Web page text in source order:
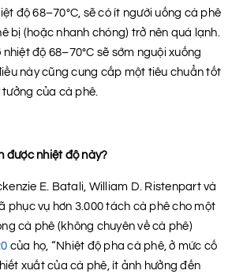
độ 68–70°C, sẽ có ít người uống cà phê
bị (hoặc nhanh chóng) trở nên quá lạnh.
độ 68–70°C sẽ sớm nguội xuống
này cũng cung cấp một tiêu chuẩn tốt
của cà phê.
được nhiệt độ này?
E. Batali, William D. Ristenpart và
phục vụ hơn 3.000 tách cà phê cho một
cà phê (không chuyên về cà phê)
của họ, “Nhiệt độ pha cà phê, ở mức cố
xuất của cà phê, ít ảnh hưởng đến